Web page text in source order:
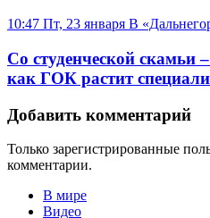
10:47 Пт, 23 января В
Со студенческой скамьи
как ГОК растит
Добавить комментарий
Только зарегистрированные
комментарии.
В мире
Видео